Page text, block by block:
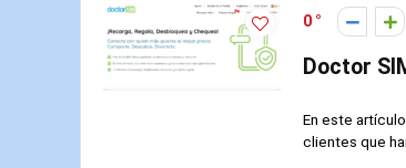
0
Doctor
En este
clientes que